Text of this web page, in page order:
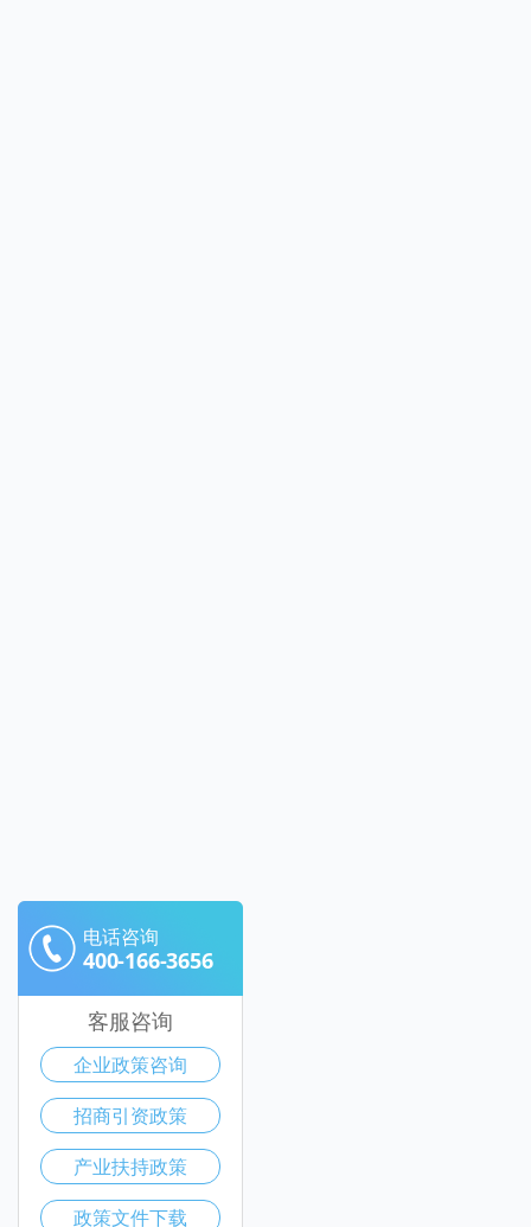
电话咨询
400-166-3656
客服咨询
企业政策咨询
招商引资政策
产业扶持政策
政策文件下载